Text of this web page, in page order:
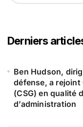
r
c
e
Derniers
Ben Hudson,
défense, a rejoint
(CSG) en qualité
d’administration